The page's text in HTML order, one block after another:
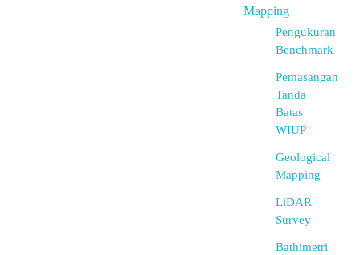
Mapping
Pengukuran
Benchmark
Pemasangan
Tanda
Batas
WIUP
Geological
Mapping
LiDAR
Survey
Bathimetri